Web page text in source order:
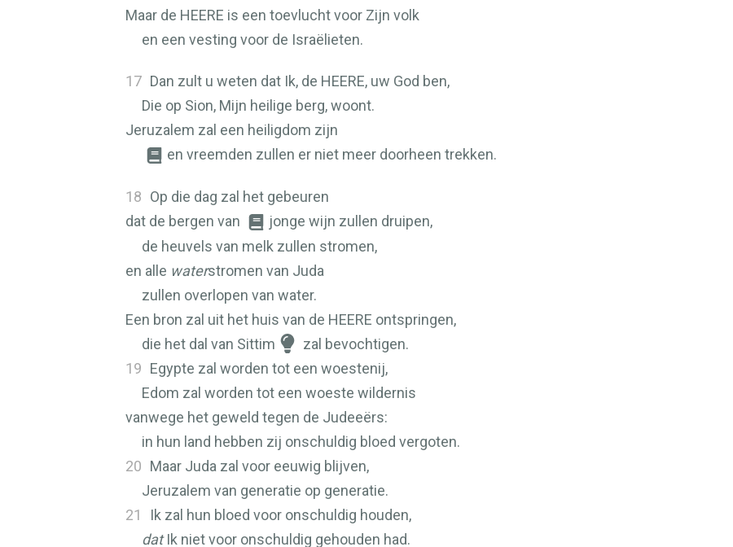
Maar de HEERE is een toevlucht voor Zijn volk
en een vesting voor de Israëlieten.
17 Dan zult u weten dat Ik, de HEERE, uw God ben,
Die op Sion, Mijn heilige berg, woont.
Jeruzalem zal een heiligdom zijn
en vreemden zullen er niet meer doorheen trekken.
18 Op die dag zal het gebeuren
dat de bergen van
jonge wijn zullen druipen,
de heuvels van melk zullen stromen,
en alle waterstromen van Juda
zullen overlopen van water.
Een bron zal uit het huis van de HEERE ontspringen,
die het dal van Sittim
zal bevochtigen.
19 Egypte zal worden tot een woestenij,
Edom zal worden tot een woeste wildernis
vanwege het geweld tegen de Judeeërs:
in hun land hebben zij onschuldig bloed vergoten.
20 Maar Juda zal voor eeuwig blijven,
Jeruzalem van generatie op generatie.
21
Ik zal hun bloed voor onschuldig houden,
datIk niet voor onschuldig gehouden had.